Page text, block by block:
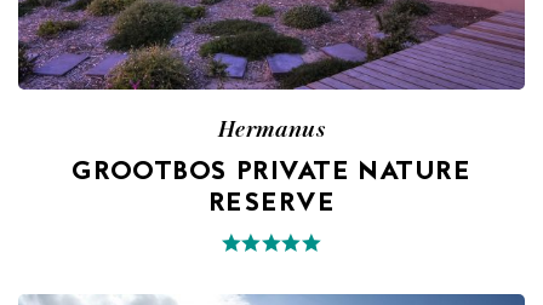
Hermanus
GROOTBOS PRIVATE NATURE
RESERVE